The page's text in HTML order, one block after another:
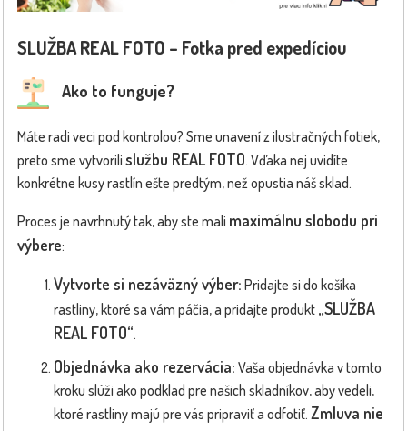
SLUŽBA REAL FOTO – Fotka pred expedíciou
Ako to funguje?
Máte radi veci pod kontrolou? Sme unavení z ilustračných fotiek,
preto sme vytvorili službu REAL FOTO. Vďaka nej uvidíte
konkrétne kusy rastlín ešte predtým, než opustia náš sklad.
Proces je navrhnutý tak, aby ste mali maximálnu slobodu pri
výbere:
Vytvorte si nezáväzný výber: Pridajte si do košíka
rastliny, ktoré sa vám páčia, a pridajte produkt „SLUŽBA
REAL FOTO“.
Objednávka ako rezervácia: Vaša objednávka v tomto
kroku slúži ako podklad pre našich skladníkov, aby vedeli,
ktoré rastliny majú pre vás pripraviť a odfotiť. Zmluva nie